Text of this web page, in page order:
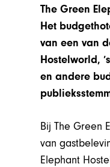
The Green
Het
van een van
Hostelworld,
en andere
Bij The Green
van
Elephant